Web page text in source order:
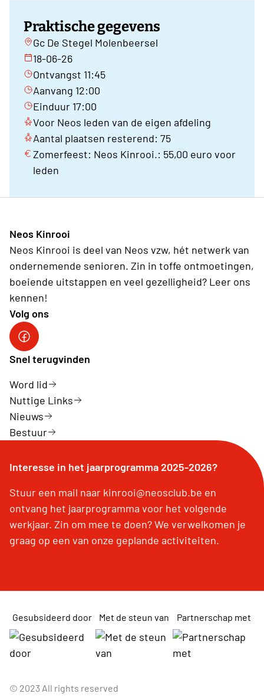
Praktische gegevens
Gc De Stegel Molenbeersel
18-06-26
Ontvangst 11:45
Aanvang 12:00
Einduur 17:00
Voor Neos leden van de eigen afdeling
Aantal plaatsen resterend: 75
Zomerfeest: Neos Kinrooi.: 55,00 euro voor
leden
Neos Kinrooi
Neos Kinrooi is deel van Neos vzw, hét netwerk van
ondernemende senioren. Zin in toffe ontmoetingen,
boeiende uitstappen en veel gezelligheid? Leer ons
kennen!
Volg ons
Neos Kinrooi
Snel terugvinden
Word lid
Nuttige Links
Nieuws
Bestuur
Interesse in het jaarprogramma 2025-2026?
Stuur een mail naar kinrooi@neosclub.be en
ontvang het jaarprogramma voor het volgende
werkjaar. Zin om mee te doen? We verwelkomen je
graag op een van onze geplande activiteiten.
Gesubsideerd door Met de steun van Partnerschap met
© 2023 All rights reserved